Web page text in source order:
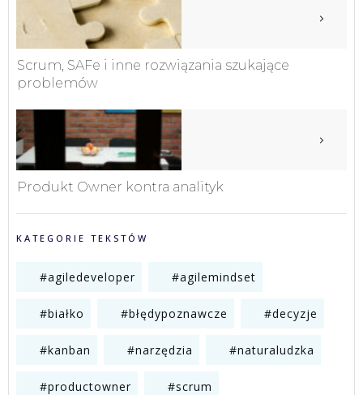
Scrum, SAFe i inne rozwiązania szukające
problemów
Produkt Owner kontra analityk
KATEGORIE TEKSTÓW
#agiledeveloper #agilemindset
#białko #błędypoznawcze #decyzje
#kanban #narzędzia #naturaludzka
#productowner #scrum